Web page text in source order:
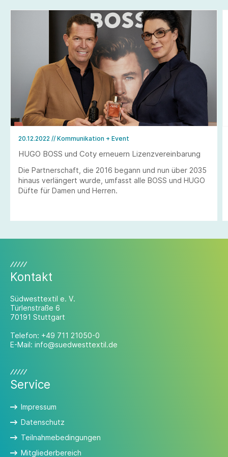
20.12.2022 // Kommunikation + Event
HUGO BOSS und Coty erneuern Lizenzvereinbarung
Die Partnerschaft, die 2016 begann und nun über 2035
hinaus verlängert wurde, umfasst alle BOSS und HUGO
Düfte für Damen und Herren.
Kontakt
Südwesttextil e. V.
Türlenstraße 6
70191 Stuttgart
Telefon: +49 711 21050-0
E-Mail: info@suedwesttextil.de
Service
Impressum
Datenschutz
Teilnahmebedingungen
Mitgliederbereich